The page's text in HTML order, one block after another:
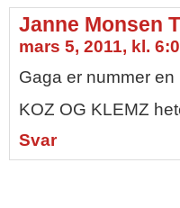
Janne Monsen
mars 5, 2011, kl.
Gaga er nummer
KOZ OG KLEMZ
Svar